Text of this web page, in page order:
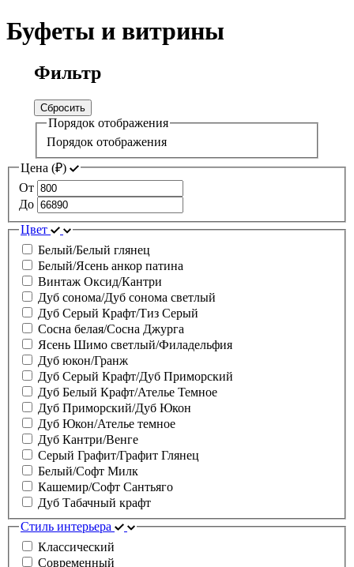
Буфеты и витрины
Фильтр
Сбросить
Порядок отображения
Порядок отображения
Цена (₽)
От
До
Цвет
Белый/Белый глянец
Белый/Ясень анкор патина
Винтаж Оксид/Кантри
Дуб сонома/Дуб сонома светлый
Дуб Серый Крафт/Тиз Серый
Сосна белая/Сосна Джурга
Ясень Шимо светлый/Филадельфия
Дуб юкон/Гранж
Дуб Серый Крафт/Дуб Приморский
Дуб Белый Крафт/Ателье Темное
Дуб Приморский/Дуб Юкон
Дуб Юкон/Ателье темное
Дуб Кантри/Венге
Серый Графит/Графит Глянец
Белый/Софт Милк
Кашемир/Софт Сантьяго
Дуб Табачный крафт
Стиль интерьера
Классический
Современный